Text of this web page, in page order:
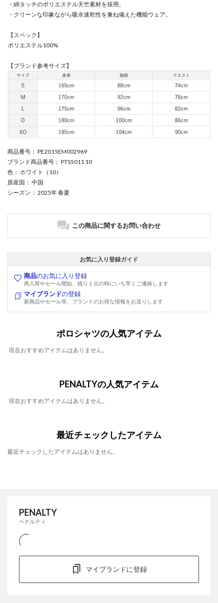
・綿タッチのポリエステル天竺素材を採用。
・クリーンな印象ながら吸水速乾性を兼ね備えた機能ウェア。
【スペック】
ポリエステル100%
【ブランド参考サイズ】
商品番号 ： PE2015EM002969
ブランド商品番号 ： PTS5011 10
色 ： ホワイト（10）
原産国 ： 中国
シーズン ： 2025年 春夏
この商品に関するお問い合わせ
お気に入り登録ガイド
商品のお気に入り登録
再入荷やセール開始、残り１点の時にいち早くご連絡します
マイブランドの登録
新商品やセール等、ブランドのお得な情報をお送りします
ポロシャツの人気アイテム
現在おすすめアイテムはありません。
PENALTYの人気アイテム
現在おすすめアイテムはありません。
最近チェックしたアイテム
最近チェックしたアイテムはありません。
PENALTY
ペナルティ
マイブランドに登録